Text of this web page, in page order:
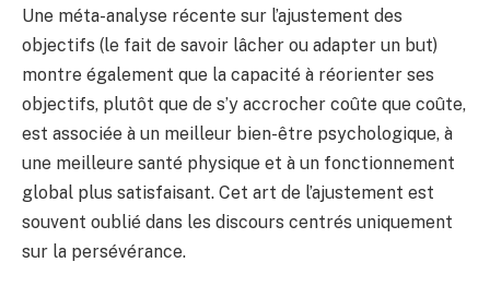
Une méta-analyse récente sur l’ajustement des
objectifs (le fait de savoir lâcher ou adapter un but)
montre également que la capacité à réorienter ses
objectifs, plutôt que de s’y accrocher coûte que coûte,
est associée à un meilleur bien-être psychologique, à
une meilleure santé physique et à un fonctionnement
global plus satisfaisant. Cet art de l’ajustement est
souvent oublié dans les discours centrés uniquement
sur la persévérance.